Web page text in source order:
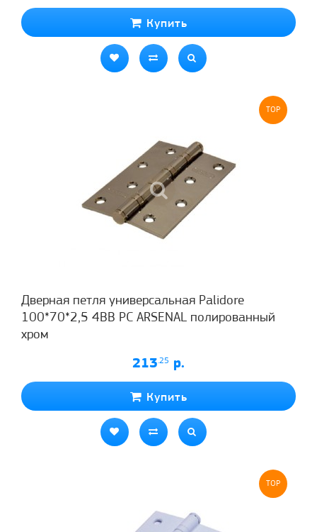
Купить
TOP
Дверная петля универсальная Palidore
100*70*2,5 4ВВ PC ARSENAL полированный
хром
213.25 р.
Купить
TOP